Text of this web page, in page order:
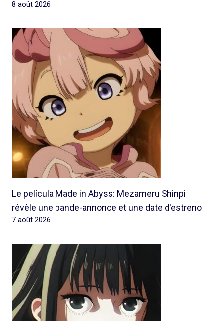
8 août 2026
Le película Made in Abyss: Mezameru Shinpi
révèle une bande-annonce et une date d'estreno
7 août 2026